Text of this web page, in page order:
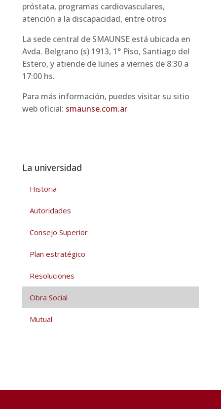
próstata, programas cardiovasculares,
atención a la discapacidad, entre otros
La sede central de SMAUNSE está ubicada en
Avda. Belgrano (s) 1913, 1° Piso, Santiago del
Estero, y atiende de lunes a viernes de 8:30 a
17:00 hs.
Para más información, puedes visitar su sitio
web oficial: smaunse.com.ar
La universidad
Historia
Autoridades
Consejo Superior
Plan estratégico
Resoluciones
Obra Social
Mutual